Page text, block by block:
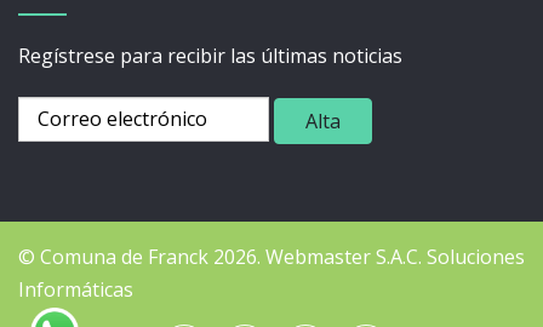
Regístrese para recibir las últimas noticias
© Comuna de Franck 2026. WebmasterS.A.C. Soluciones
Informáticas